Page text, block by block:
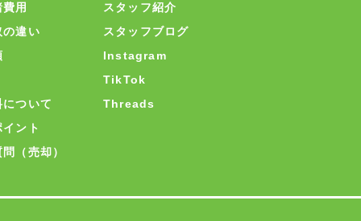
用
の違い
ついて
ント
（売却）
スタッフ紹介
スタッフブログ
Instagram
TikTok
Threads